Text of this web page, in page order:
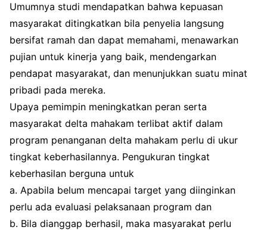
Umumnya studi mendapatkan bahwa kepuasan
masyarakat ditingkatkan bila penyelia langsung
bersifat ramah dan dapat memahami, menawarkan
pujian untuk kinerja yang baik, mendengarkan
pendapat masyarakat, dan menunjukkan suatu minat
pribadi pada mereka.
Upaya pemimpin meningkatkan peran serta
masyarakat delta mahakam terlibat aktif dalam
program penanganan delta mahakam perlu di ukur
tingkat keberhasilannya. Pengukuran tingkat
keberhasilan berguna untuk
a. Apabila belum mencapai target yang diinginkan
perlu ada evaluasi pelaksanaan program dan
b. Bila dianggap berhasil, maka masyarakat perlu